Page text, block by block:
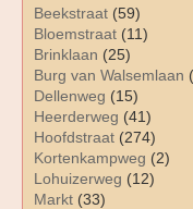
Beekstraat (59)
Bloemstraat (11)
Brinklaan (25)
Burg van Walsemlaan
Dellenweg (15)
Heerderweg (41)
Hoofdstraat (274)
Kortenkampweg (2)
Lohuizerweg (12)
Markt (33)